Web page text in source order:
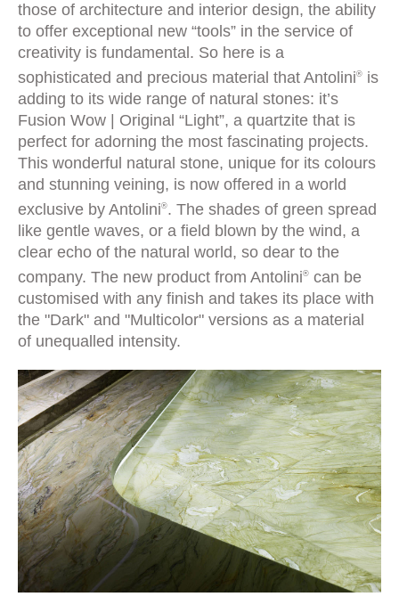
those of architecture and interior design, the ability
to offer exceptional new “tools” in the service of
creativity is fundamental. So here is a
sophisticated and precious material that Antolini® is
adding to its wide range of natural stones: it’s
Fusion Wow | Original “Light”, a quartzite that is
perfect for adorning the most fascinating projects.
This wonderful natural stone, unique for its colours
and stunning veining, is now offered in a world
exclusive by Antolini®. The shades of green spread
like gentle waves, or a field blown by the wind, a
clear echo of the natural world, so dear to the
company. The new product from Antolini® can be
customised with any finish and takes its place with
the "Dark" and "Multicolor" versions as a material
of unequalled intensity.